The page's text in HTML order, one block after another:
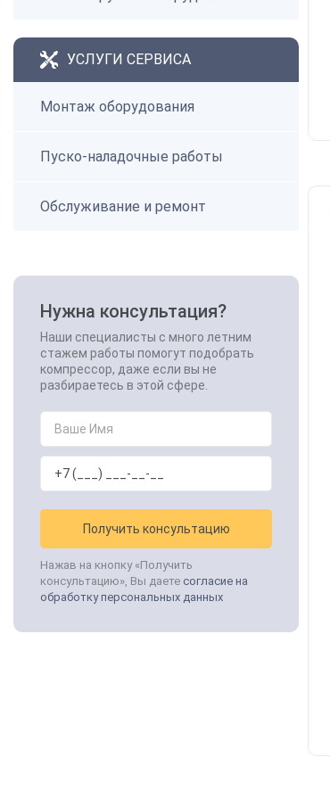
УСЛУГИ СЕРВИСА
Монтаж оборудования
Пуско-наладочные работы
Обслуживание и ремонт
Нужна консультация?
Наши специалисты с много летним
стажем работы помогут подобрать
компрессор, даже если вы не
разбираетесь в этой сфере.
Получить консультацию
Нажав на кнопку «Получить
консультацию», Вы даете согласие на
обработку персональных данных